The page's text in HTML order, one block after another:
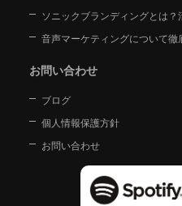
ソニックブランディングとは
音声マーケティングについて徹
お問い合わせ
ブログ
個人情報保護方針
お問い合わせ